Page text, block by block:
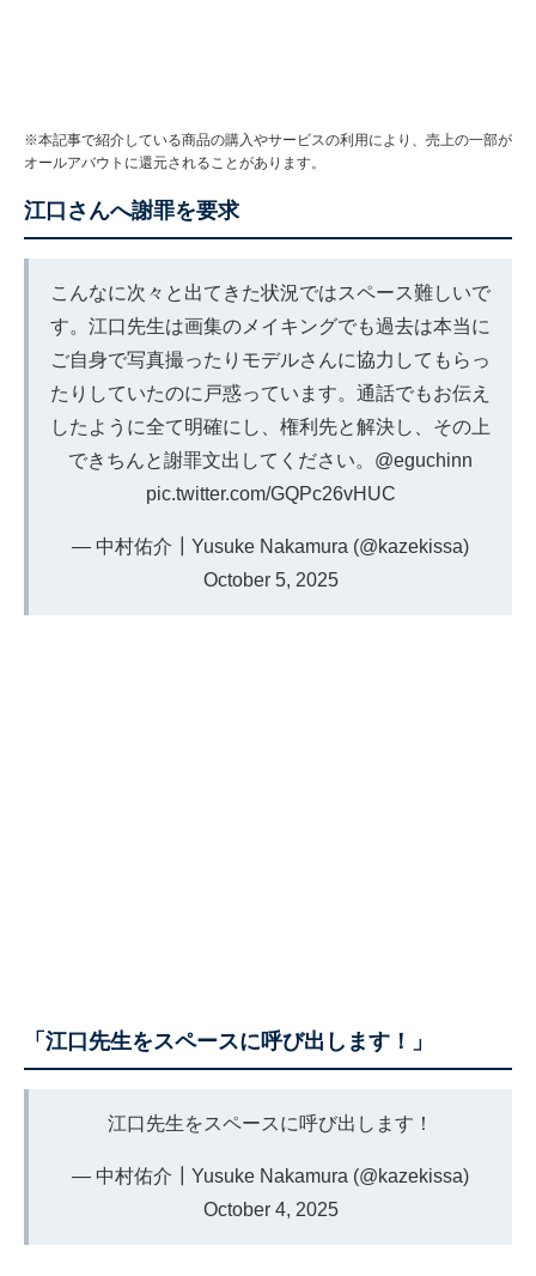
※本記事で紹介している商品の購入やサービスの利用により、売上の一部が
オールアバウトに還元されることがあります。
江口さんへ謝罪を要求
こんなに次々と出てきた状況ではスペース難しいで
す。江口先生は画集のメイキングでも過去は本当に
ご自身で写真撮ったりモデルさんに協力してもらっ
たりしていたのに戸惑っています。通話でもお伝え
したように全て明確にし、権利先と解決し、その上
できちんと謝罪文出してください。 @eguchinn
pic.twitter.com/GQPc26vHUC
— 中村佑介┃Yusuke Nakamura (@kazekissa)
October 5, 2025
「江口先生をスペースに呼び出します！」
江口先生をスペースに呼び出します！
— 中村佑介┃Yusuke Nakamura (@kazekissa)
October 4, 2025